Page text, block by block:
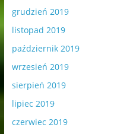
grudzień 2019
listopad 2019
październik 2019
wrzesień 2019
sierpień 2019
lipiec 2019
czerwiec 2019